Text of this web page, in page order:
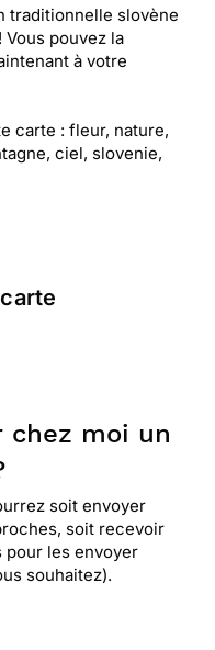
traditionnelle slovène
pouvez la
à votre
carte : fleur, nature,
ciel, slovenie,
chez moi un
soit envoyer
soit recevoir
pour les envoyer
souhaitez).